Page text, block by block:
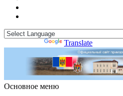
Translate
Основное меню